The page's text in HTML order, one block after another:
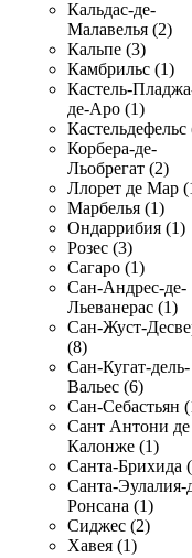
Кальдас-де-
Малавелья (2)
Кальпе (3)
Камбрильс (1)
Кастель-
де-Аро (1)
Кастельдефельс
Корбера-де-
Льобрегат (2)
Ллорет де Мар
Марбелья (1)
Ондаррибия (1)
Розес (3)
Сагаро (1)
Сан-Андрес-де-
Льеванерас (1)
Сан-Жуст-
(8)
Сан-Кугат-дель-
Вальес (6)
Сан-Себастьян
Сант Антони де
Калонже (1)
Санта-Брихида
Санта-Эулалия-
Ронсана (1)
Сиджес (2)
Хавея (1)